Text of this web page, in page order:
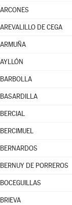
ARCONES
AREVALILLO DE CEGA
ARMUÑA
AYLLÓN
BARBOLLA
BASARDILLA
BERCIAL
BERCIMUEL
BERNARDOS
BERNUY DE PORREROS
BOCEGUILLAS
BRIEVA